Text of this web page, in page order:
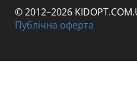
© 2012–2026
Публічна оферта